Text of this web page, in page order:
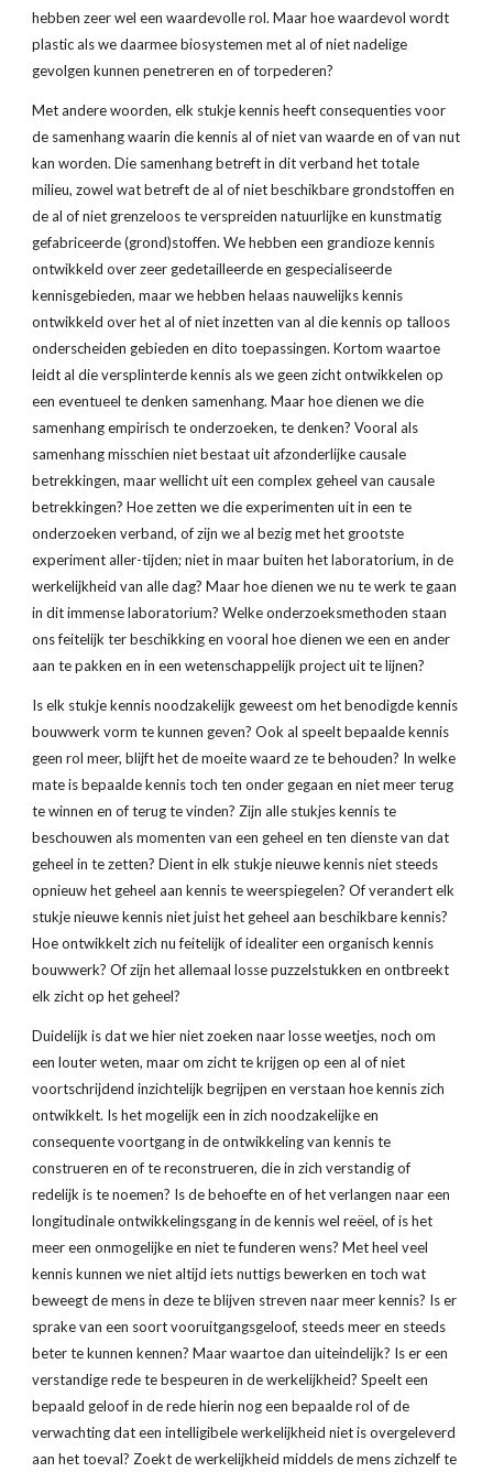
hebben zeer wel een waardevolle rol. Maar hoe waardevol wordt
plastic als we daarmee biosystemen met al of niet nadelige
gevolgen kunnen penetreren en of torpederen?
Met andere woorden, elk stukje kennis heeft consequenties voor
de samenhang waarin die kennis al of niet van waarde en of van nut
kan worden. Die samenhang betreft in dit verband het totale
milieu, zowel wat betreft de al of niet beschikbare grondstoffen en
de al of niet grenzeloos te verspreiden natuurlijke en kunstmatig
gefabriceerde (grond)stoffen. We hebben een grandioze kennis
ontwikkeld over zeer gedetailleerde en gespecialiseerde
kennisgebieden, maar we hebben helaas nauwelijks kennis
ontwikkeld over het al of niet inzetten van al die kennis op talloos
onderscheiden gebieden en dito toepassingen. Kortom waartoe
leidt al die versplinterde kennis als we geen zicht ontwikkelen op
een eventueel te denken samenhang. Maar hoe dienen we die
samenhang empirisch te onderzoeken, te denken? Vooral als
samenhang misschien niet bestaat uit afzonderlijke causale
betrekkingen, maar wellicht uit een complex geheel van causale
betrekkingen? Hoe zetten we die experimenten uit in een te
onderzoeken verband, of zijn we al bezig met het grootste
experiment aller-tijden; niet in maar buiten het laboratorium, in de
werkelijkheid van alle dag? Maar hoe dienen we nu te werk te gaan
in dit immense laboratorium? Welke onderzoeksmethoden staan
ons feitelijk ter beschikking en vooral hoe dienen we een en ander
aan te pakken en in een wetenschappelijk project uit te lijnen?
Is elk stukje kennis noodzakelijk geweest om het benodigde kennis
bouwwerk vorm te kunnen geven? Ook al speelt bepaalde kennis
geen rol meer, blijft het de moeite waard ze te behouden? In welke
mate is bepaalde kennis toch ten onder gegaan en niet meer terug
te winnen en of terug te vinden? Zijn alle stukjes kennis te
beschouwen als momenten van een geheel en ten dienste van dat
geheel in te zetten? Dient in elk stukje nieuwe kennis niet steeds
opnieuw het geheel aan kennis te weerspiegelen? Of verandert elk
stukje nieuwe kennis niet juist het geheel aan beschikbare kennis?
Hoe ontwikkelt zich nu feitelijk of idealiter een organisch kennis
bouwwerk? Of zijn het allemaal losse puzzelstukken en ontbreekt
elk zicht op het geheel?
Duidelijk is dat we hier niet zoeken naar losse weetjes, noch om
een louter weten, maar om zicht te krijgen op een al of niet
voortschrijdend inzichtelijk begrijpen en verstaan hoe kennis zich
ontwikkelt. Is het mogelijk een in zich noodzakelijke en
consequente voortgang in de ontwikkeling van kennis te
construeren en of te reconstrueren, die in zich verstandig of
redelijk is te noemen? Is de behoefte en of het verlangen naar een
longitudinale ontwikkelingsgang in de kennis wel reëel, of is het
meer een onmogelijke en niet te funderen wens? Met heel veel
kennis kunnen we niet altijd iets nuttigs bewerken en toch wat
beweegt de mens in deze te blijven streven naar meer kennis? Is er
sprake van een soort vooruitgangsgeloof, steeds meer en steeds
beter te kunnen kennen? Maar waartoe dan uiteindelijk? Is er een
verstandige rede te bespeuren in de werkelijkheid? Speelt een
bepaald geloof in de rede hierin nog een bepaalde rol of de
verwachting dat een intelligibele werkelijkheid niet is overgeleverd
aan het toeval? Zoekt de werkelijkheid middels de mens zichzelf te